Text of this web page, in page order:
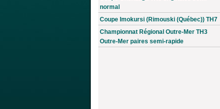
normal
Coupe Imokursi (Rimouski (Québec)) TH7
Championnat Régional Outre-Mer TH3
Outre-Mer paires semi-rapide